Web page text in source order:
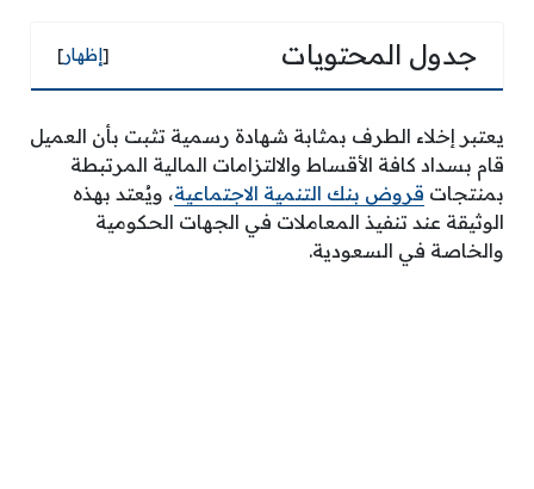
جدول المحتويات [إظهار]
يعتبر إخلاء الطرف بمثابة شهادة رسمية تثبت بأن العميل
قام بسداد كافة الأقساط والالتزامات المالية المرتبطة
بمنتجات قروض بنك التنمية الاجتماعية، ويُعتد بهذه
الوثيقة عند تنفيذ المعاملات في الجهات الحكومية
والخاصة في السعودية.